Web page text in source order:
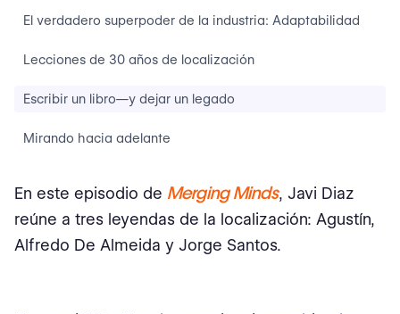
El verdadero superpoder de la industria: Adaptabilidad
Lecciones de 30 años de localización
Escribir un libro—y dejar un legado
Mirando hacia adelante
En este episodio de Merging Minds, Javi Diaz
reúne a tres leyendas de la localización: Agustín,
Alfredo De Almeida y Jorge Santos.